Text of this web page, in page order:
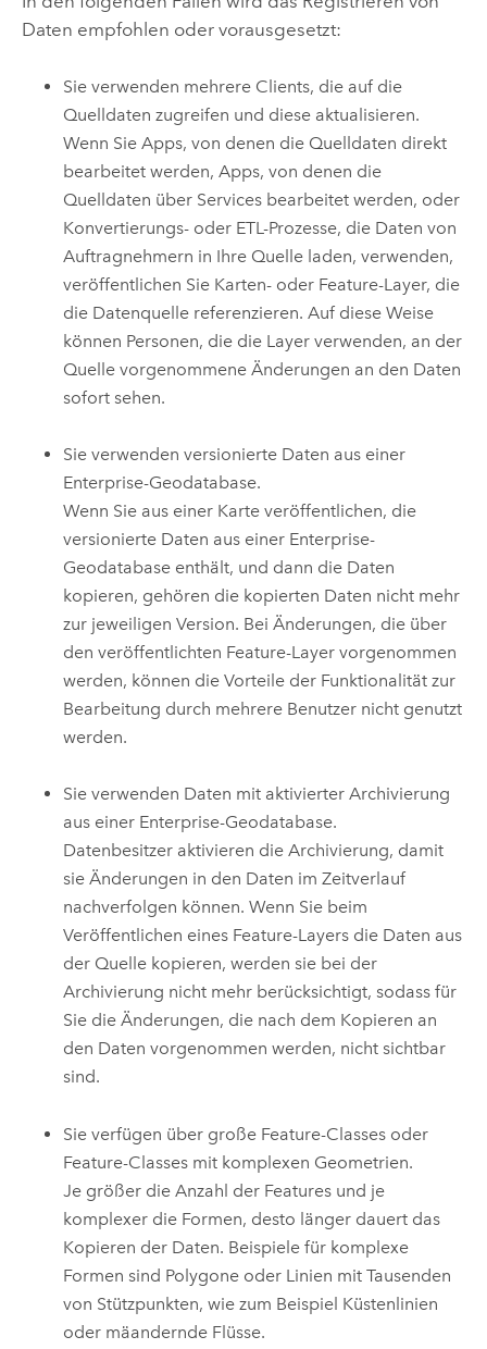
Daten empfohlen oder vorausgesetzt:
Sie verwenden mehrere Clients, die auf die
Quelldaten zugreifen und diese aktualisieren.
Wenn Sie Apps, von denen die Quelldaten direkt
bearbeitet werden, Apps, von denen die
Quelldaten über Services bearbeitet werden, oder
Konvertierungs- oder ETL-Prozesse, die Daten von
Auftragnehmern in Ihre Quelle laden, verwenden,
veröffentlichen Sie Karten- oder Feature-Layer, die
die Datenquelle referenzieren. Auf diese Weise
können Personen, die die Layer verwenden, an der
Quelle vorgenommene Änderungen an den Daten
sofort sehen.
Sie verwenden versionierte Daten aus einer
Enterprise-Geodatabase.
Wenn Sie aus einer Karte veröffentlichen, die
versionierte Daten aus einer Enterprise-
Geodatabase enthält, und dann die Daten
kopieren, gehören die kopierten Daten nicht mehr
zur jeweiligen Version. Bei Änderungen, die über
den veröffentlichten Feature-Layer vorgenommen
werden, können die Vorteile der Funktionalität zur
Bearbeitung durch mehrere Benutzer nicht genutzt
werden.
Sie verwenden Daten mit aktivierter Archivierung
aus einer Enterprise-Geodatabase.
Datenbesitzer aktivieren die Archivierung, damit
sie Änderungen in den Daten im Zeitverlauf
nachverfolgen können. Wenn Sie beim
Veröffentlichen eines Feature-Layers die Daten aus
der Quelle kopieren, werden sie bei der
Archivierung nicht mehr berücksichtigt, sodass für
Sie die Änderungen, die nach dem Kopieren an
den Daten vorgenommen werden, nicht sichtbar
sind.
Sie verfügen über große Feature-Classes oder
Feature-Classes mit komplexen Geometrien.
Je größer die Anzahl der Features und je
komplexer die Formen, desto länger dauert das
Kopieren der Daten. Beispiele für komplexe
Formen sind Polygone oder Linien mit Tausenden
von Stützpunkten, wie zum Beispiel Küstenlinien
oder mäandernde Flüsse.